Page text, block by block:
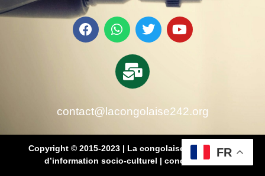
contact@lacongolaise242.org
Copyright © 2015-2023 | La congolaise 242 – média
d’information socio-culturel | conçu par SB
FR